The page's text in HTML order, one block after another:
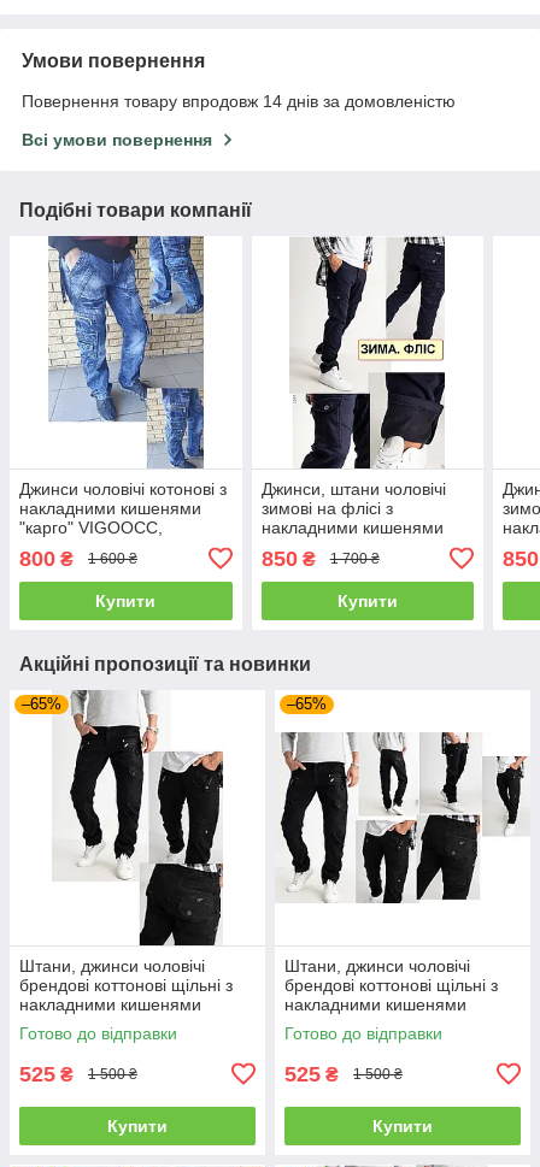
Умови повернення
Повернення товару впродовж 14 днів за домовленістю
Всі умови повернення
Подібні товари компанії
Джинси чоловічі котонові з
накладними кишенями
"карго" VIGOOCC,
800 ₴ 1 600 ₴
Купити
Джинси, штани чоловічі
зимові на флісі з
накладними кишенями
FANGSIDA, Туреччина
850₴ 1 700 ₴
Купити
850
Акційні пропозиції та новинки
–65%
Штани, джинси чоловічі
брендові коттонові щільні з
накладними кишенями
"карго" MIGACH, Туреччина
Готово до відправки
525 ₴ 1 500 ₴
Купити
–65%
Штани, джинси чоловічі
брендові коттонові щільні з
накладними кишенями
"карго" MIGACH, Туреччина
Готово до відправки
525 ₴ 1 500 ₴
Купити